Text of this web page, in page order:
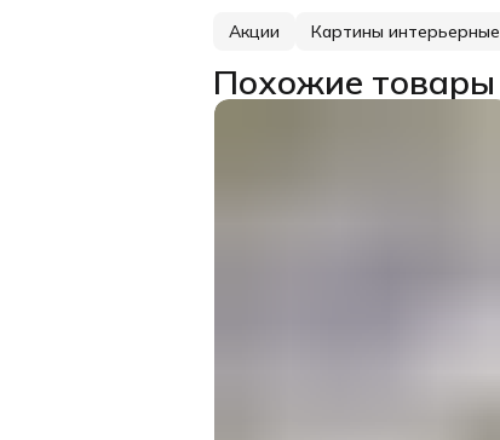
Акции Картины интерьерные
Похожие товары